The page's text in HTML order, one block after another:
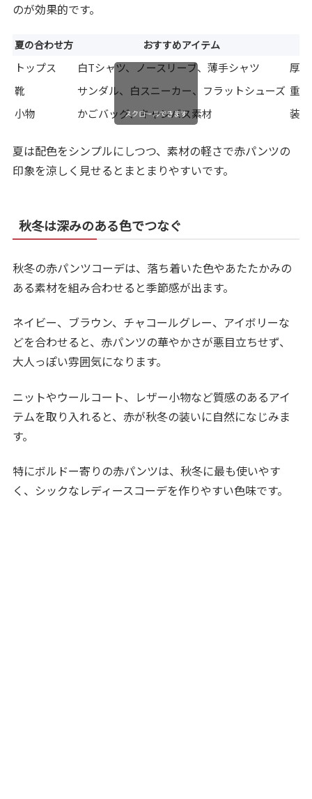
のが効果的です。
夏の合わせ方 おすすめアイテム
トップス 白Tシャツ、ノースリーブ、薄手シャツ
厚
靴
サンダル、白スニーカー、フラットシューズ 重
小物
かごバッグ、キャンバス素材 装
スクロールできます
夏は配色をシンプルにしつつ、素材の軽さで赤パンツの
印象を涼しく見せるとまとまりやすいです。
秋冬は深みのある色でつなぐ
秋冬の赤パンツコーデは、落ち着いた色やあたたかみの
ある素材を組み合わせると季節感が出ます。
ネイビー、ブラウン、チャコールグレー、アイボリーな
どを合わせると、赤パンツの華やかさが悪目立ちせず、
大人っぽい雰囲気になります。
ニットやウールコート、レザー小物など質感のあるアイ
テムを取り入れると、赤が秋冬の装いに自然になじみま
す。
特にボルドー寄りの赤パンツは、秋冬に最も使いやす
く、シックなレディースコーデを作りやすい色味です。